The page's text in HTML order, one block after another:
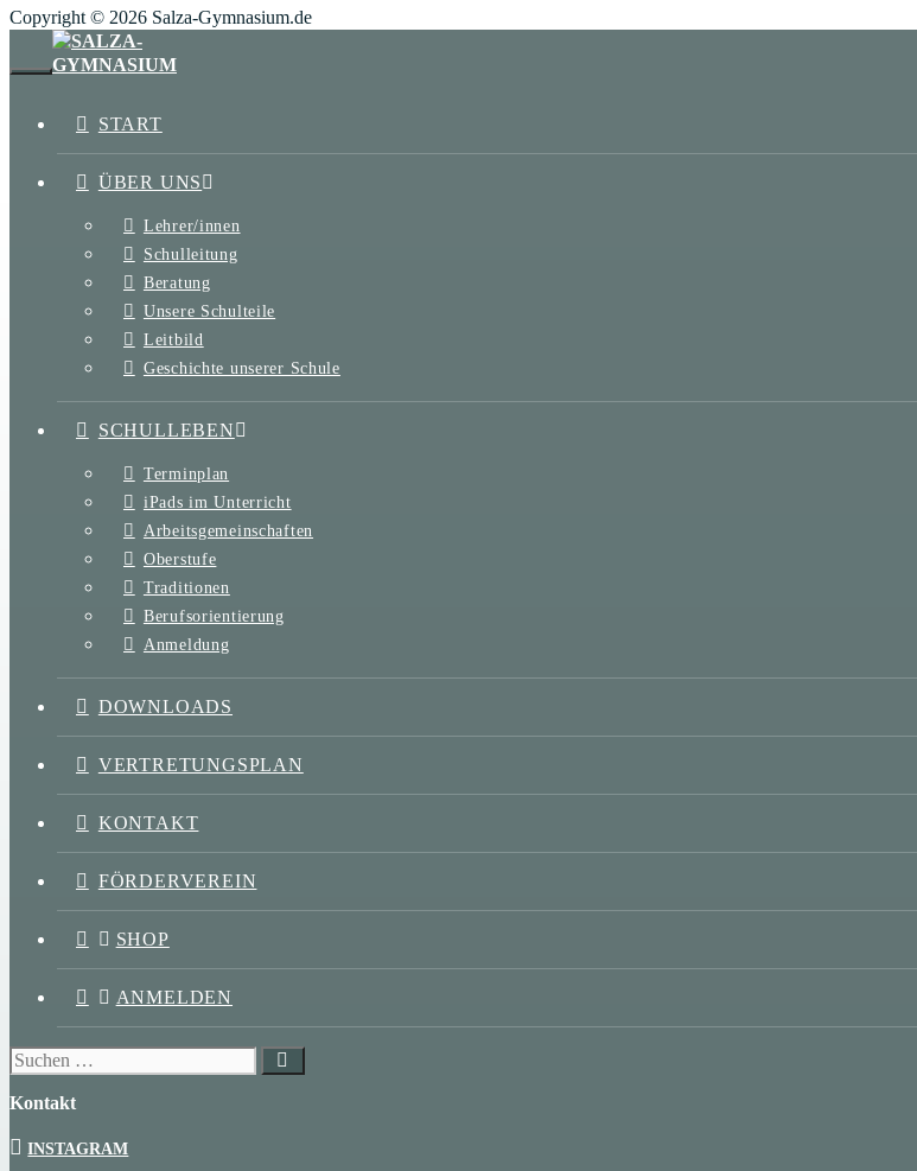
Copyright © 2026 Salza-Gymnasium.de
SCHLIESSEN
START
ÜBER UNS
Lehrer/innen
Schulleitung
Beratung
Unsere Schulteile
Leitbild
Geschichte unserer Schule
SCHULLEBEN
Terminplan
iPads im Unterricht
Arbeitsgemeinschaften
Oberstufe
Traditionen
Berufsorientierung
Anmeldung
DOWNLOADS
VERTRETUNGSPLAN
KONTAKT
FÖRDERVEREIN
SHOP
ANMELDEN
Suchen
nach:
Kontakt
INSTAGRAM